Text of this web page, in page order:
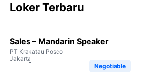
Loker Terbaru
Sales – Mandarin Speaker
PT Krakatau Posco
Jakarta
Negotiable